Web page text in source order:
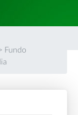
Fundo